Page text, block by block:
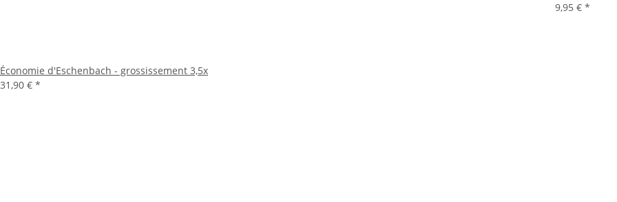
Économie d'Eschenbach - grossissement 3,5x
31,90 € *
9,95 € *